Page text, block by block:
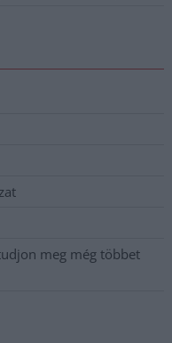
meg még többet